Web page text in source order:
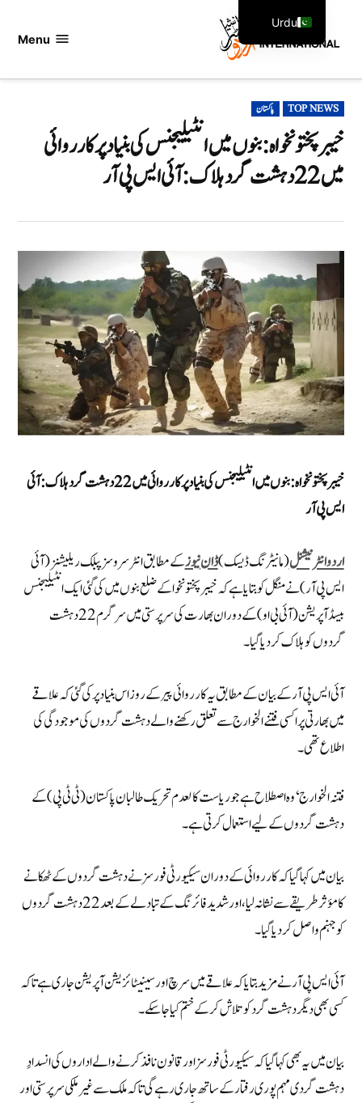
Menu
POSTED
IN
TOP NEWS پاکستان
خیبر پختونخواہ: بنوں میں انٹیلیجنس کی بنیاد پر کارروائی
میں 22 دہشت گرد ہلاک: آئی ایس پی آر
خیبر پختونخواہ: بنوں میں انٹیلیجنس کی بنیاد پر کارروائی میں 22 دہشت گرد ہلاک: آئی
ایس پی آر
اردو انٹرنیشنل(مانیٹرنگ ڈیسک)ڈان نیوزکے مطابق انٹر سروسز پبلک ریلیشنز (آئی
ایس پی آر) نے منگل کو بتایا ہے کہ خیبر پختونخوا کے ضلع بنوں میں کی گئی ایک انٹیلیجنس
بیسڈ آپریشن (آئی بی او) کے دوران بھارت کی سرپرستی میں سرگرم 22 دہشت
گردوں کو ہلاک کر دیا گیا۔
آئی ایس پی آر کے بیان کے مطابق یہ کارروائی پیر کے روز اس بنیاد پر کی گئی کہ علاقے
میں بھارتی پراکسی فتنے الخوارج سے تعلق رکھنے والے دہشت گردوں کی موجودگی کی
اطلاع تھی۔
فتنہ الخوارج‘ وہ اصطلاح ہے جو ریاست کالعدم تحریک طالبان پاکستان (ٹی ٹی پی) کے
دہشت گردوں کے لیے استعمال کرتی ہے۔
بیان میں کہا گیا کہ کارروائی کے دوران سیکیورٹی فورسز نے دہشت گردوں کے ٹھکانے
کا مؤثر طریقے سے نشانہ لیا، اور شدید فائرنگ کے تبادلے کے بعد 22 دہشت گردوں
کو جہنم واصل کر دیا گیا۔
آئی ایس پی آر نے مزید بتایا کہ علاقے میں سرچ اور سینیٹائزیشن آپریشن جاری ہے تاکہ
کسی بھی دیگر دہشت گرد کو تلاش کر کے ختم کیا جا سکے۔
بیان میں یہ بھی کہا گیا کہ سیکیورٹی فورسز اور قانون نافذ کرنے والے اداروں کی انسدادِ
دہشت گردی مہم پوری رفتار کے ساتھ جاری رہے گی تاکہ ملک سے غیرملکی سرپرستی اور
Urdu
English